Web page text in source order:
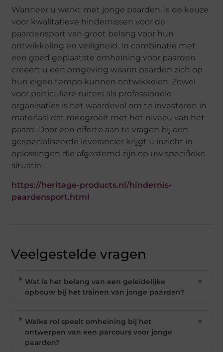
Wanneer u werkt met jonge paarden, is de keuze
voor kwalitatieve hindernissen voor de
paardensport van groot belang voor hun
ontwikkeling en veiligheid. In combinatie met
een goed geplaatste omheining voor paarden
creëert u een omgeving waarin paarden zich op
hun eigen tempo kunnen ontwikkelen. Zowel
voor particuliere ruiters als professionele
organisaties is het waardevol om te investeren in
materiaal dat meegroeit met het niveau van het
paard. Door een offerte aan te vragen bij een
gespecialiseerde leverancier krijgt u inzicht in
oplossingen die afgestemd zijn op uw specifieke
situatie.
https://heritage-products.nl/hindernis-
paardensport.html
Veelgestelde vragen
Wat is het belang van een geleidelijke
opbouw bij het trainen van jonge paarden?
▼
Welke rol speelt omheining bij het
ontwerpen van een parcours voor jonge
paarden?
▼